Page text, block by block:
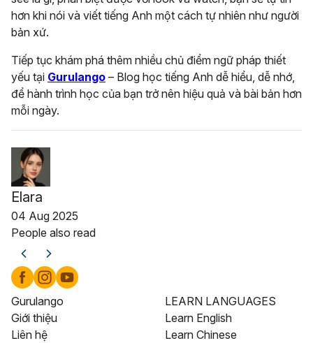
hơn khi nói và viết tiếng Anh một cách tự nhiên như người
bản xứ.
Tiếp tục khám phá thêm nhiều chủ điểm ngữ pháp thiết
yếu tại Gurulango – Blog học tiếng Anh dễ hiểu, dễ nhớ,
để hành trình học của bạn trở nên hiệu quả và bài bản hơn
mỗi ngày.
Elara
04 Aug 2025
People also read
Gurulango
Giới thiệu
Liên hệ
LEARN LANGUAGES
Learn English
Learn Chinese